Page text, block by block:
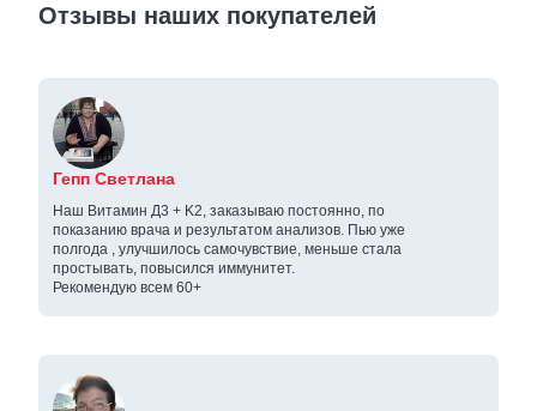
Отзывы наших покупателей
Гепп Светлана
Наш Витамин Д3 + K2, заказываю постоянно, по
показанию врача и результатом анализов. Пью уже
полгода , улучшилось самочувствие, меньше стала
простывать, повысился иммунитет.
Рекомендую всем 60+